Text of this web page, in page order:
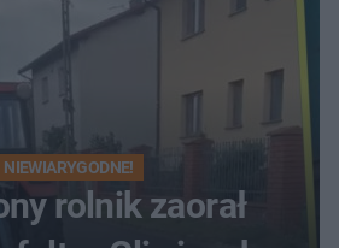
NIEWIARYGODNE!
rolnik zaorał